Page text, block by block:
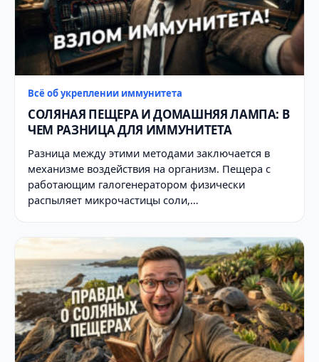
Всё об укреплении иммунитета
СОЛЯНАЯ ПЕЩЕРА И ДОМАШНЯЯ ЛАМПА: В
ЧЕМ РАЗНИЦА ДЛЯ ИММУНИТЕТА
Разница между этими методами заключается в
механизме воздействия на организм. Пещера с
работающим галогенератором физически
распыляет микрочастицы соли,…